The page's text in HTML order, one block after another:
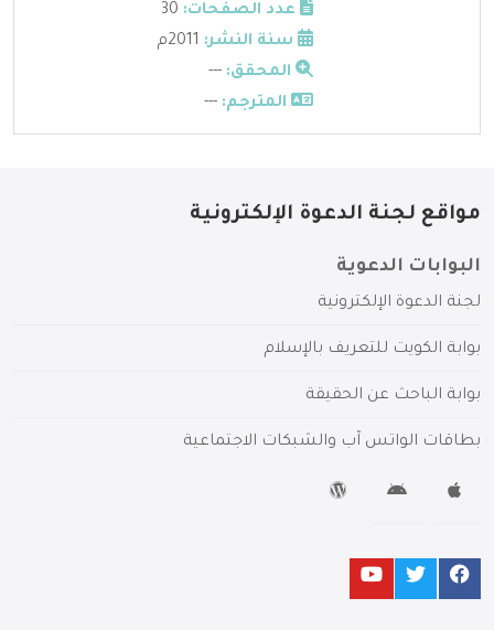
عدد الصفحات:
سنة النشر:
المحقق: ---
المترجم: ---
مواقع لجنة الدعوة الإلكترونية
البوابات الدعوية
لجنة الدعوة الإلكترونية
بوابة الكويت للتعريف بالإسلام
بوابة الباحث عن الحقيقة
بطاقات الواتس آب والشبكات الاجتماعية